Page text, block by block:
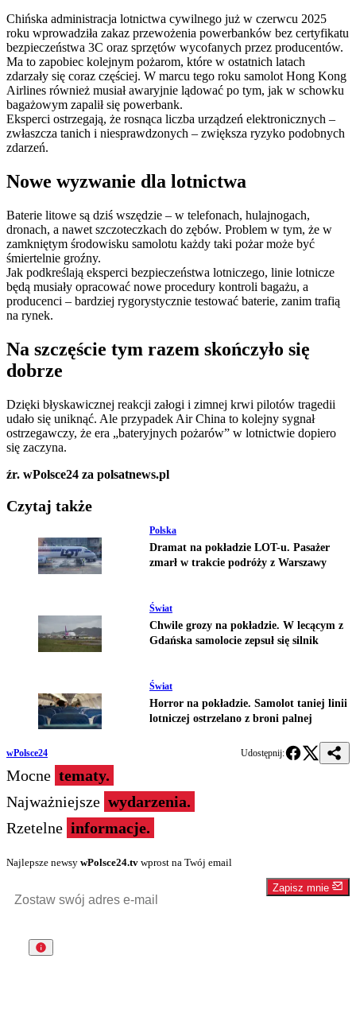
Chińska administracja lotnictwa cywilnego już w czerwcu 2025
roku wprowadziła zakaz przewożenia powerbanków bez certyfikatu
bezpieczeństwa 3C oraz sprzętów wycofanych przez producentów.
Ma to zapobiec kolejnym pożarom, które w ostatnich latach
zdarzały się coraz częściej. W marcu tego roku samolot Hong Kong
Airlines również musiał awaryjnie lądować po tym, jak w schowku
bagażowym zapalił się powerbank.
Eksperci ostrzegają, że rosnąca liczba urządzeń elektronicznych –
zwłaszcza tanich i niesprawdzonych – zwiększa ryzyko podobnych
zdarzeń.
Nowe wyzwanie dla lotnictwa
Baterie litowe są dziś wszędzie – w telefonach, hulajnogach,
dronach, a nawet szczoteczkach do zębów. Problem w tym, że w
zamkniętym środowisku samolotu każdy taki pożar może być
śmiertelnie groźny.
Jak podkreślają eksperci bezpieczeństwa lotniczego, linie lotnicze
będą musiały opracować nowe procedury kontroli bagażu, a
producenci – bardziej rygorystycznie testować baterie, zanim trafią
na rynek.
Na szczęście tym razem skończyło się
dobrze
Dzięki błyskawicznej reakcji załogi i zimnej krwi pilotów tragedii
udało się uniknąć. Ale przypadek Air China to kolejny sygnał
ostrzegawczy, że era „bateryjnych pożarów” w lotnictwie dopiero
się zaczyna.
źr. wPolsce24 za polsatnews.pl
Czytaj także
Polska
Dramat na pokładzie LOT-u. Pasażer
zmarł w trakcie podróży z Warszawy
Świat
Chwile grozy na pokładzie. W lecącym z
Gdańska samolocie zepsuł się silnik
Świat
Horror na pokładzie. Samolot taniej linii
lotniczej ostrzelano z broni palnej
wPolsce24 Udostępnij:
Mocne tematy.
Najważniejsze wydarzenia.
Rzetelne informacje.
Najlepsze newsy wPolsce24.tv wprost na Twój email
Zapisz mnie